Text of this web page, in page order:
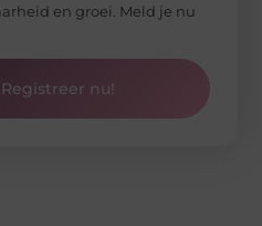
en groei. Meld je nu
Registreer nu!